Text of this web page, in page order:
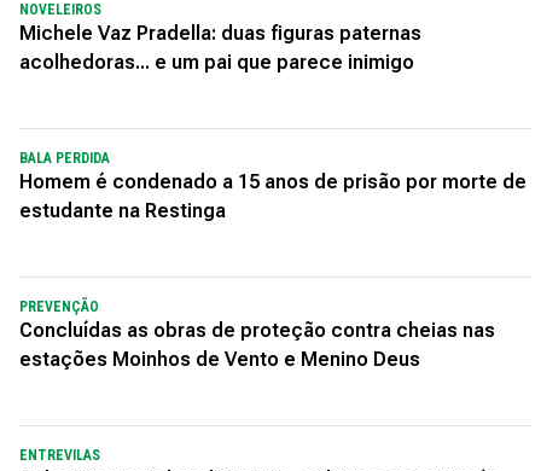
NOVELEIROS
Michele Vaz Pradella: duas figuras paternas
acolhedoras... e um pai que parece inimigo
BALA PERDIDA
Homem é condenado a 15 anos de prisão por morte de
estudante na Restinga
PREVENÇÃO
Concluídas as obras de proteção contra cheias nas
estações Moinhos de Vento e Menino Deus
ENTREVILAS